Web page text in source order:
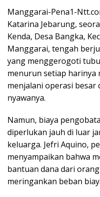
Manggarai-Pena1-
Katarina Jebarung,
Kenda, Desa Bangka,
Manggarai, tengah
yang menggerogoti
menurun setiap harinya
menjalani operasi besar
nyawanya.
Namun, biaya
diperlukan jauh di luar
keluarga. Jefri Aquino,
menyampaikan bahwa
bantuan dana dari
meringankan beban